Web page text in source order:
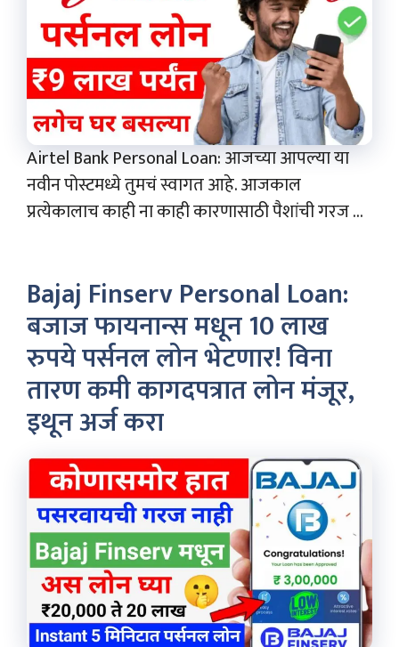
Airtel Bank Personal Loan: आजच्या आपल्या या
नवीन पोस्टमध्ये तुमचं स्वागत आहे. आजकाल
प्रत्येकालाच काही ना काही कारणासाठी पैशांची गरज ...
Bajaj Finserv Personal Loan:
बजाज फायनान्स मधून 10 लाख
रुपये पर्सनल लोन भेटणार! विना
तारण कमी कागदपत्रात लोन मंजूर,
इथून अर्ज करा